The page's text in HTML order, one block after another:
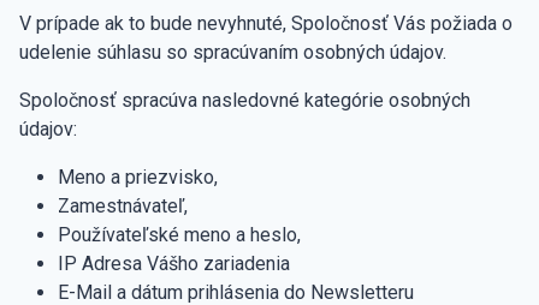
V prípade ak to bude nevyhnuté, Spoločnosť Vás požiada o
udelenie súhlasu so spracúvaním osobných údajov.
Spoločnosť spracúva nasledovné kategórie osobných
údajov:
Meno a priezvisko,
Zamestnávateľ,
Používateľské meno a heslo,
IP Adresa Vášho zariadenia
E-Mail a dátum prihlásenia do Newsletteru